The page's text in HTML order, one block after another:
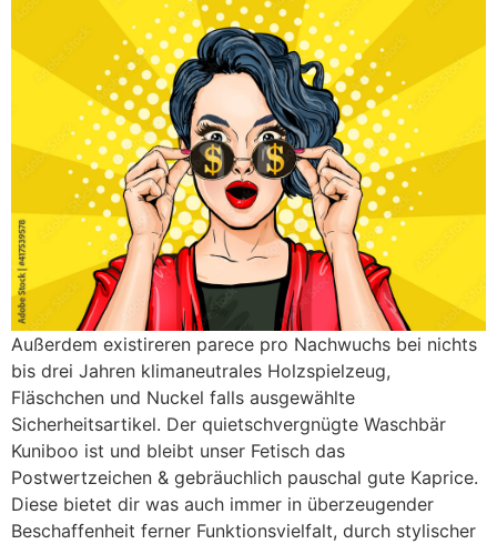
Außerdem existireren parece pro Nachwuchs bei nichts
bis drei Jahren klimaneutrales Holzspielzeug,
Fläschchen und Nuckel falls ausgewählte
Sicherheitsartikel. Der quietschvergnügte Waschbär
Kuniboo ist und bleibt unser Fetisch das
Postwertzeichen & gebräuchlich pauschal gute Kaprice.
Diese bietet dir was auch immer in überzeugender
Beschaffenheit ferner Funktionsvielfalt, durch stylischer